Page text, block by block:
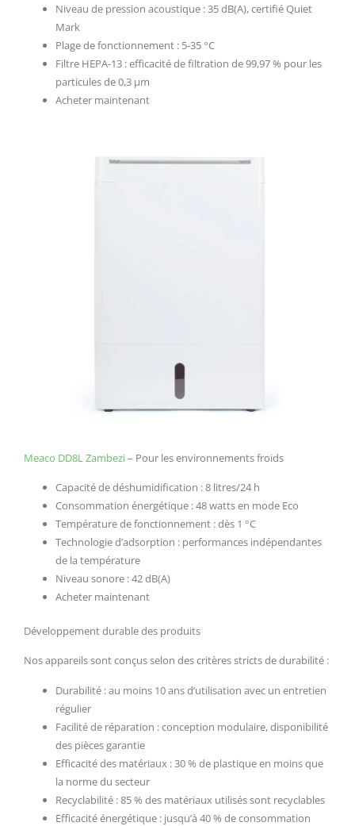
Niveau de pression acoustique : 35 dB(A), certifié Quiet
Mark
Plage de fonctionnement : 5-35 °C
Filtre HEPA-13 : efficacité de filtration de 99,97 % pour les
particules de 0,3 µm
Acheter maintenant
Meaco DD8L Zambezi– Pour les environnements froids
Capacité de déshumidification : 8 litres/24 h
Consommation énergétique : 48 watts en mode Eco
Température de fonctionnement : dès 1 °C
Technologie d’adsorption : performances indépendantes
de la température
Niveau sonore : 42 dB(A)
Acheter maintenant
Développement durable des produits
Nos appareils sont conçus selon des critères stricts de durabilité :
Durabilité : au moins 10 ans d’utilisation avec un entretien
régulier
Facilité de réparation : conception modulaire, disponibilité
des pièces garantie
Efficacité des matériaux : 30 % de plastique en moins que
la norme du secteur
Recyclabilité : 85 % des matériaux utilisés sont recyclables
Efficacité énergétique : jusqu’à 40 % de consommation